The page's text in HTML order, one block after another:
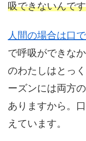
吸できないんで
人間の場合は口
で呼吸ができな
のわたしはとっ
ーズンには両方
ありますから。
えています。